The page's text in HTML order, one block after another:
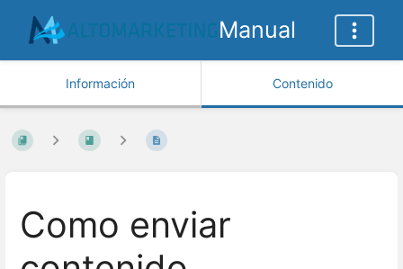
Manual
Información Contenido
Como enviar